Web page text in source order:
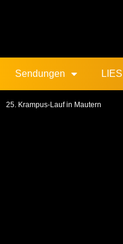
Sendungen
25. Krampus-Lauf in Mautern